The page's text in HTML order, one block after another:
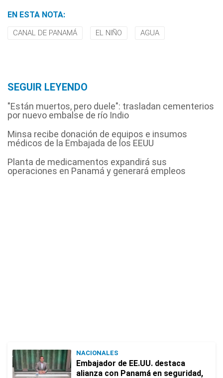
EN ESTA NOTA:
CANAL DE PANAMÁ EL NIÑO AGUA
SEGUIR LEYENDO
"Están muertos, pero duele": trasladan cementerios
por nuevo embalse de río Indio
Minsa recibe donación de equipos e insumos
médicos de la Embajada de los EEUU
Planta de medicamentos expandirá sus
operaciones en Panamá y generará empleos
NACIONALES
Embajador de EE.UU. destaca
alianza con Panamá en seguridad,